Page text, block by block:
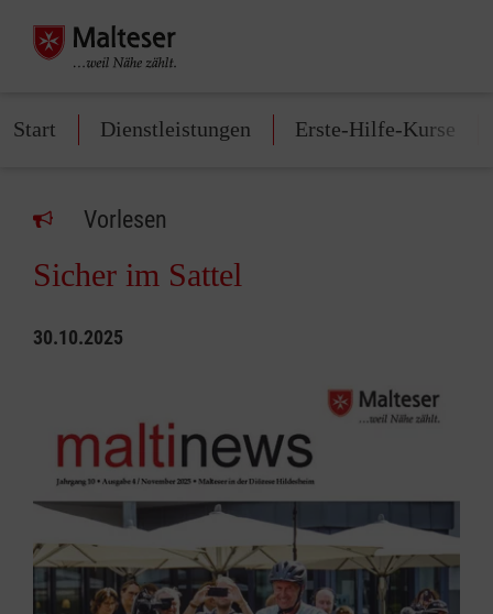
Start Dienstleistungen Erste-Hilfe-Kurse
Vorlesen
Sicher im Sattel
30.10.2025